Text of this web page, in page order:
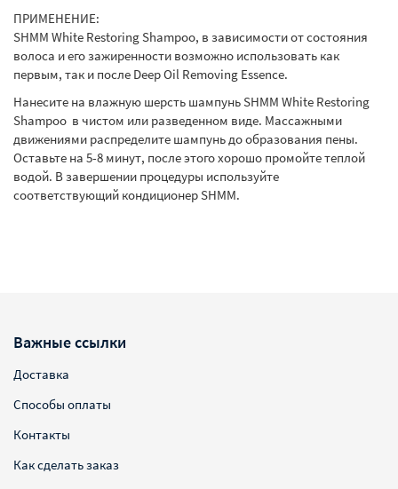
ПРИМЕНЕНИЕ:
SHMM White Restoring Shampoo, в зависимости от состояния
волоса и его зажиренности возможно использовать как
первым, так и после Deep Oil Removing Essence.
Нанесите на влажную шерсть шампунь SHMM White Restoring
Shampoo в чистом или разведенном виде. Массажными
движениями распределите шампунь до образования пены.
Оставьте на 5-8 минут, после этого хорошо промойте теплой
водой. В завершении процедуры используйте
соответствующий кондиционер SHMM.
Важные ссылки
Доставка
Способы оплаты
Контакты
Как сделать заказ